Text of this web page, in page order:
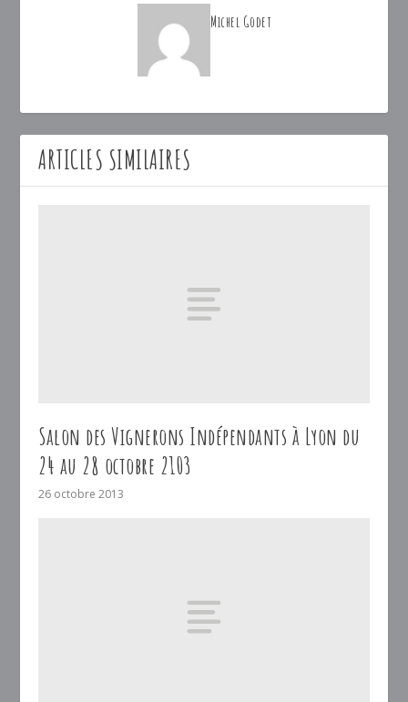
Michel Godet
ARTICLES SIMILAIRES
Salon des Vignerons Indépendants à Lyon du
24 au 28 octobre 2103
26 octobre 2013